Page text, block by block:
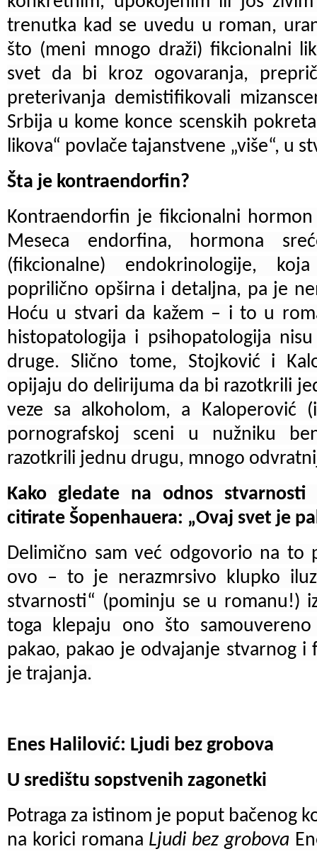
trenutka kad se uvedu u roman,
što (meni mnogo draži) fikcionalni
svet da bi kroz ogovaranja,
preterivanja demistifikovali
Srbija u kome konce scenskih
likova“ povlače tajanstvene „više“, u
Šta je kontraendorfin?
Kontraendorfin je fikcionalni
Meseca endorfina, hormona
(fikcionalne) endokrinologije,
poprilično opširna i detaljna, pa je
Hoću u stvari da kažem – i to u
histopatologija i psihopatologija
druge. Slično tome, Stojković i
opijaju do delirijuma da bi razotkrili
veze sa alkoholom, a Kaloperović
pornografskoj sceni u nužniku
razotkrili jednu drugu, mnogo
Kako gledate na odnos
citirate Šopenhauera: „Ovaj svet je
Delimično sam već odgovorio na to
ovo – to je nerazmrsivo klupko
stvarnosti“ (pominju se u romanu!)
toga klepaju ono što
pakao, pakao je odvajanje stvarnog i
je trajanja.
Enes Halilović: Ljudi bez grobova
U središtu sopstvenih zagonetki
Potraga za istinom je poput bačenog
na korici romana Ljudi bez grobova